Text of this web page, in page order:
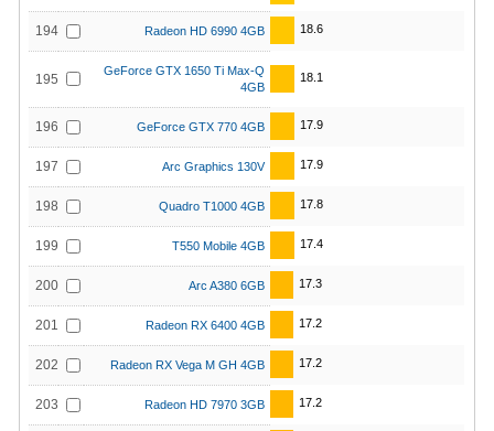
194 Radeon HD 6990 4GB 18.6
195
GeForce GTX 1650 Ti Max-Q
4GB
18.1
196 GeForce GTX 770 4GB 17.9
197 Arc Graphics 130V 17.9
198 Quadro T1000 4GB 17.8
199 T550 Mobile 4GB 17.4
200 Arc A380 6GB 17.3
201 Radeon RX 6400 4GB 17.2
202 Radeon RX Vega M GH 4GB 17.2
203 Radeon HD 7970 3GB 17.2